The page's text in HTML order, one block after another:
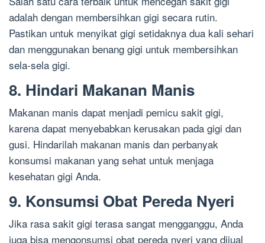
adalah dengan membersihkan gigi secara rutin.
Pastikan untuk menyikat gigi setidaknya dua kali sehari
dan menggunakan benang gigi untuk membersihkan
sela-sela gigi.
8. Hindari Makanan Manis
Makanan manis dapat menjadi pemicu sakit gigi,
karena dapat menyebabkan kerusakan pada gigi dan
gusi. Hindarilah makanan manis dan perbanyak
konsumsi makanan yang sehat untuk menjaga
kesehatan gigi Anda.
9. Konsumsi Obat Pereda Nyeri
Jika rasa sakit gigi terasa sangat mengganggu, Anda
juga bisa mengonsumsi obat pereda nyeri yang dijual